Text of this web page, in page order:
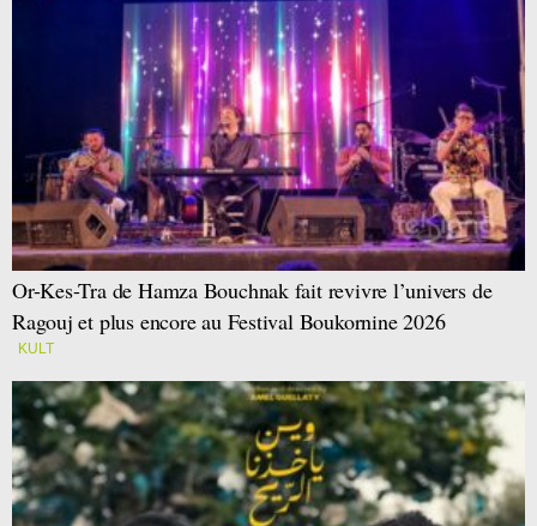
Or-Kes-Tra de Hamza Bouchnak fait revivre l’univers de
Ragouj et plus encore au Festival Boukornine 2026
KULT